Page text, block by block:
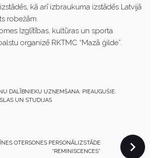
kā arī izbraukuma izstādēs Latvijā
robežām.
Izglītības, kultūras un sporta
organizē RKTMC “Mazā ģilde”.
DALĪBNIEKU UZŅEMŠANA. PIEAUGUŠIE.
UN STUDIJAS
OTERSONES PERSONĀLIZSTĀDE
“REMINISCENCES”